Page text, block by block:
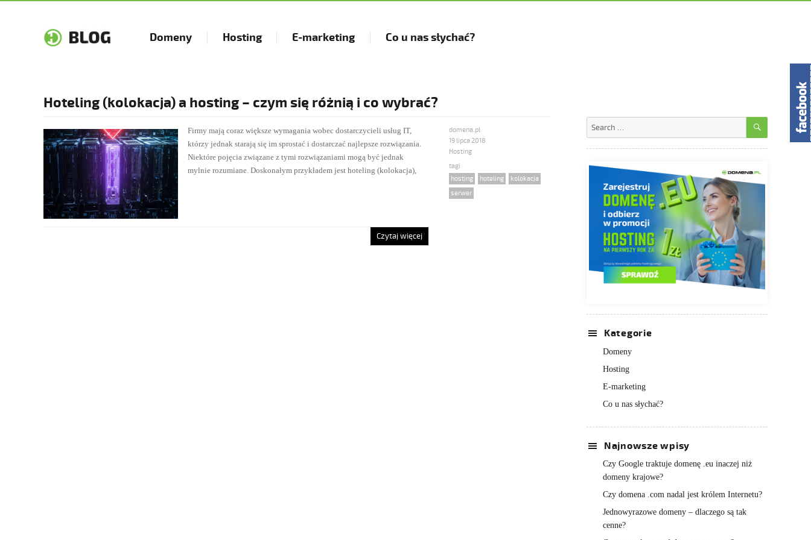
Domeny Hosting E-marketing Co u nas słychać?
Hoteling (kolokacja) a hosting – czym się różnią i co wybrać?
Firmy mają coraz większe wymagania wobec dostarczycieli usług IT,
którzy jednak starają się im sprostać i dostarczać najlepsze rozwiązania.
Niektóre pojęcia związane z tymi rozwiązaniami mogą być jednak
mylnie rozumiane. Doskonałym przykładem jest hoteling (kolokacja),
Czytaj więcej
domena.pl
Posted
on
19 lipca 2018
Categories
Hosting
Tags
hosting hoteling kolokacja
serwer
Search
for:
SEARCH
Kategorie
Domeny
Hosting
E-marketing
Co u nas słychać?
Najnowsze wpisy
Czy Google traktuje domenę .eu inaczej niż
domeny krajowe?
Czy domena .com nadal jest królem Internetu?
Jednowyrazowe domeny – dlaczego są tak
cenne?